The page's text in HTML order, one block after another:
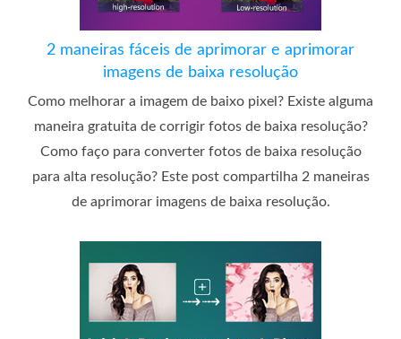
2 maneiras fáceis de aprimorar e aprimorar
imagens de baixa resolução
Como melhorar a imagem de baixo pixel? Existe alguma
maneira gratuita de corrigir fotos de baixa resolução?
Como faço para converter fotos de baixa resolução
para alta resolução? Este post compartilha 2 maneiras
de aprimorar imagens de baixa resolução.